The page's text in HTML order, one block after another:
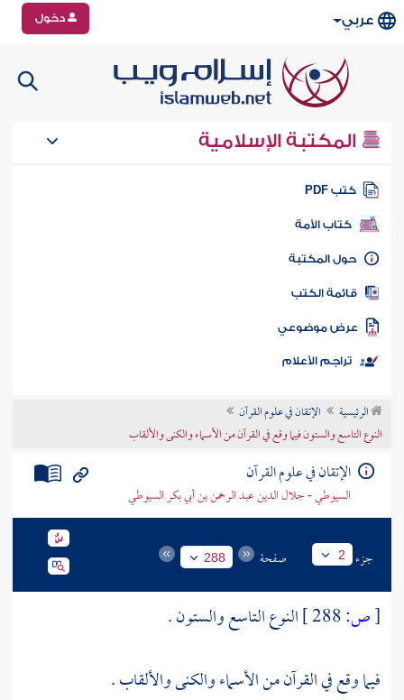
عربي دخول
المكتبة الإسلامية
كتب PDF
كتاب الأمة
المكتبة
الكتب
موضوعي
تراجم الأعلام
الرئيسية
الإتقان في علوم القرآن
النوع التاسع والستون فيما وقع في القرآن من الأسماء والكنى والألقاب
الإتقان في علوم القرآن
السيوطي - جلال الدين عبد الرحمن بن أبي بكر السيوطي
جزء 2 صفحة 288
[ص:
النوع التاسع والستون .
فيما وقع في القرآن من الأسماء والكنى والألقاب .